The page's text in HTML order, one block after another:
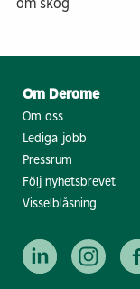
Om Derome
Om oss
Lediga jobb
Pressrum
Följ nyhetsbrevet
Visselblåsning